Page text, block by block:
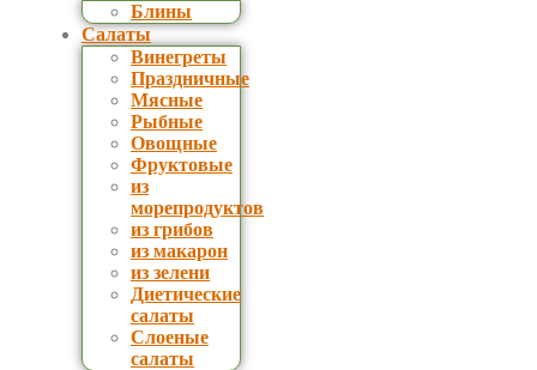
Блины
Салаты
Винегреты
Праздничные
Мясные
Рыбные
Овощные
Фруктовые
из
морепродуктов
из грибов
из макарон
из зелени
Диетические
салаты
Слоеные
салаты